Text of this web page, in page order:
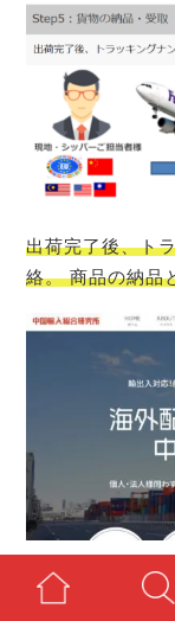
出荷完了後、ト
絡。 商品の納品
中国輸入総合研究
便・船便にて格